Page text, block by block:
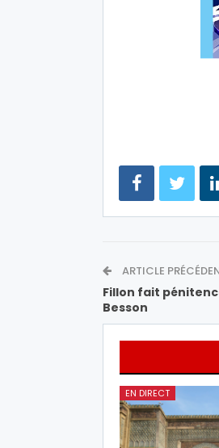
ARTICLE
Fillon fait
Besson
EN DIRECT